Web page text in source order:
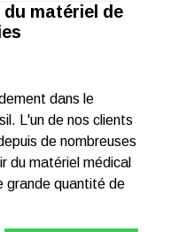
matériel de
dans le
L'un de nos clients
de nombreuses
du matériel médical
grande quantité de